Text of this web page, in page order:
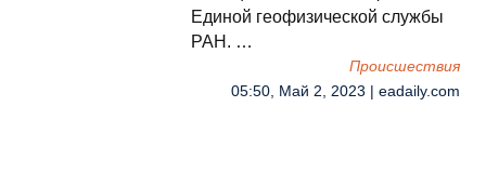
Единой геофизической службы
РАН. …
Происшествия
05:50, Май 2, 2023 | eadaily.com